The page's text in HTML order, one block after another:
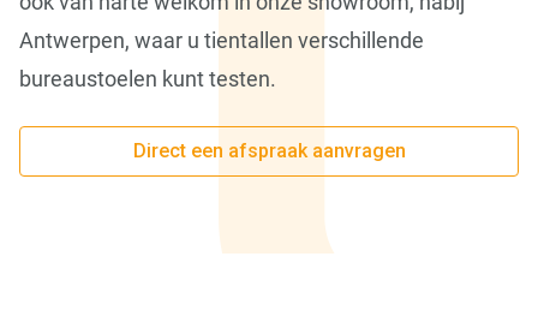
Antwerpen, waar u tientallen verschillende
bureaustoelen kunt testen.
Direct een afspraak aanvragen